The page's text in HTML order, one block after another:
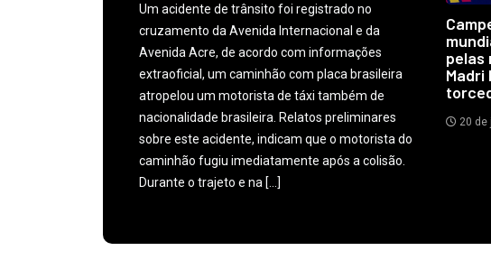
Um acidente de trânsito foi registrado no
cruzamento da Avenida Internacional e da
Avenida Acre, de acordo com informações
extraoficial, um caminhão com placa brasileira
atropelou um motorista de táxi também de
nacionalidade brasileira. Relatos preliminares
sobre este acidente, indicam que o motorista do
caminhão fugiu imediatamente após a colisão.
Durante o trajeto e na […]
pelas
Madri
20 de